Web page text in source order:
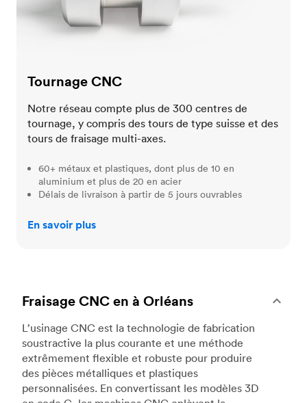
Tournage CNC
Notre réseau compte plus de 300 centres de
tournage, y compris des tours de type suisse et des
tours de fraisage multi-axes.
60+ métaux et plastiques, dont plus de 10 en
aluminium et plus de 20 en acier
Délais de livraison à partir de 5 jours ouvrables
En savoir plus
Fraisage CNC en à Orléans
L’usinage CNC est la technologie de fabrication
soustractive la plus courante et une méthode
extrêmement flexible et robuste pour produire
des pièces métalliques et plastiques
personnalisées. En convertissant les modèles 3D